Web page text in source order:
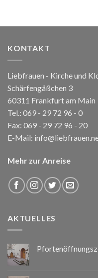
KONTAKT
Liebfrauen - Kirche und
Schärfengäßchen 3
60311 Frankfurt am Main
Tel.: 069 - 29 72 96 - 0
Fax: 069 - 29 72 96 - 20
E-Mail:
Mehr zur Anreise
AKTUELLES